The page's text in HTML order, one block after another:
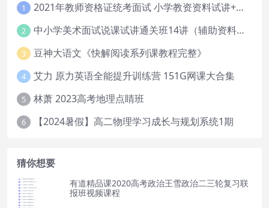
1 2021年教师资格证统考面试 小学教资资料试讲+答辩
2 中小学美术面试说课试讲通关班14讲（辅助资料第一套）
3 豆神大语文《快解阅读系列课教程完整》
4 艾力 原力英语全能提升训练营 151G网课大合集
5 林萧 2023高考地理点睛班
6 【2024暑假】高二物理学习成长与规划系统1期
猜你想要
有道精品课2020高考政治王雪政治二三轮复习联
报班视频课程